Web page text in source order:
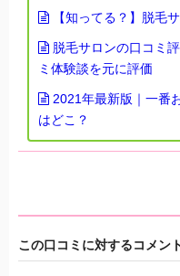
【知ってる？】脱毛
脱毛サロンの口コミ
ミ体験談を元に評価
2021年最新版｜一番
はどこ？
この口コミに対するコメン